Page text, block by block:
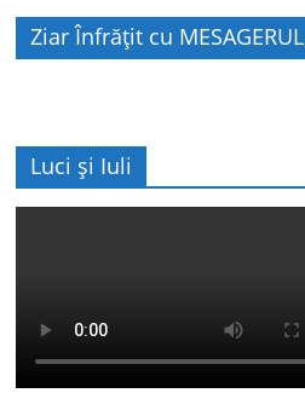
Ziar Înfrățit cu MESAGERUL
Luci și Iuli